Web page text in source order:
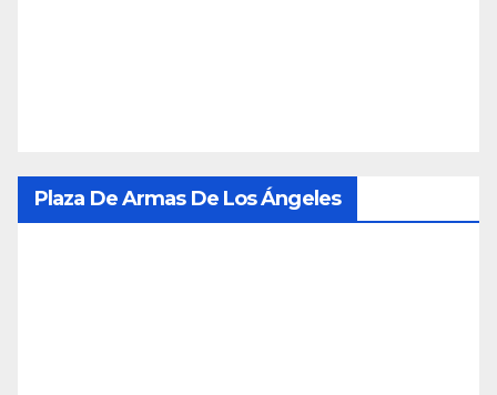
Plaza De Armas De Los Ángeles